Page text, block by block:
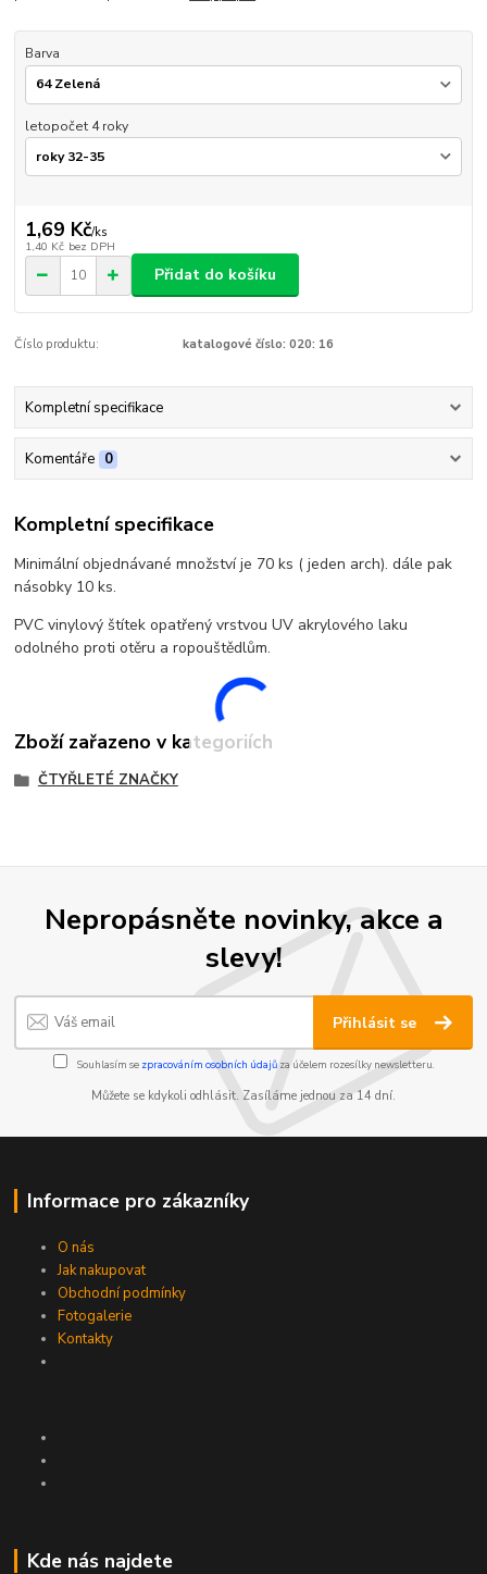
Barva
letopočet 4 roky
1,69 Kč/ks
1,40 Kč bez DPH
Přidat do košíku
Číslo produktu: katalogové číslo: 020: 16
Kompletní specifikace
Komentáře 0
Kompletní specifikace
Minimální objednávané množství je 70 ks ( jeden arch). dále pak
násobky 10 ks.
PVC vinylový štítek opatřený vrstvou UV akrylového laku
odolného proti otěru a ropouštědlům.
Zboží zařazeno v kategoriích
ČTYŘLETÉ ZNAČKY
Nepropásněte novinky, akce a
slevy!
Přihlásit se
Souhlasím se zpracováním osobních údajůza účelem rozesílky newsletteru.
Můžete se kdykoli odhlásit. Zasíláme jednou za 14 dní.
Informace pro zákazníky
O nás
Jak nakupovat
Obchodní podmínky
Fotogalerie
Kontakty
Kde nás najdete